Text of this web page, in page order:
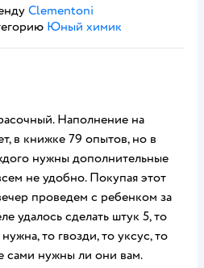
Clementoni
Юный химик
Наполнение на
в книжке 79 опытов, но в
нужны дополнительные
не удобно. Покупая этот
проведем с ребенком за
удалось сделать штук 5, то
то гвозди, то уксус, то
нужны ли они вам.